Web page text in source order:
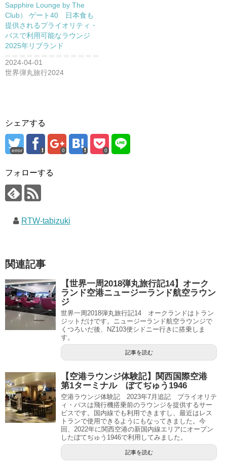
Sapphire Lounge by The
Club） ゲート40 日本食も
提供されるプライオリティ・
パスで利用可能なラウンジ
2025年リブランド
2024-04-01
世界弾丸旅行2024
シェアする
error 0 0
フォローする
RTW-tabizuki
関連記事
【世界一周2018弾丸旅行記14】オーク
ランド空港ニュージーランド航空ラウン
ジ
世界一周2018弾丸旅行記14 オークランドはトラン
ジットだけです。ニュージーランド航空ラウンジで
くつろいだ後、NZ103便シドニー行きに搭乗しま
す。
記事を読む
【空港ラウンジ体験記】関西国際空港
第1ターミナル ぼてぢゅう1946
空港ラウンジ体験記 2023年7月追記 プライオリテ
ィ・パスは飛行機搭乗前のラウンジを提供するサー
ビスです。国内線でも利用できますし、最近はレス
トランで使用できるようにもなってきました。今
回、2022年に関西空港の新国内線エリアにオープン
したぼてぢゅう1946で利用してみました。
記事を読む